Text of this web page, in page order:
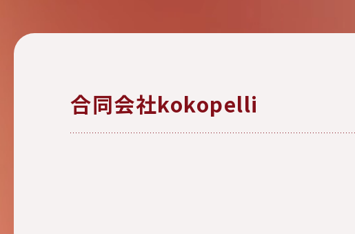
合同会社kokopelli